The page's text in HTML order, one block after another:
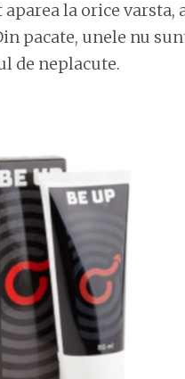
la orice varsta,
pacate, unele nu
de neplacute.